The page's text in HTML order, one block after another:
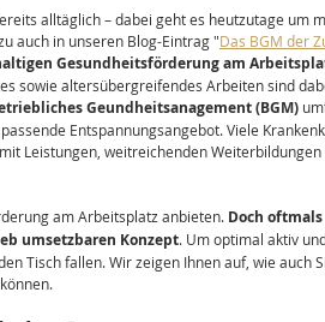
alltäglich – dabei geht es heutzutage um
auch in unseren Blog-Eintrag "Das BGM der
Gesundheitsförderung am
sowie altersübergreifendes Arbeiten sind
Geundheitsanagement (BGM)
Entspannungsangebot. Viele
Leistungen, weitreichenden Weiterbildungen
am Arbeitsplatz anbieten. Doch oftmals
umsetzbaren Konzept. Um optimal aktiv
Tisch fallen. Wir zeigen Ihnen auf, wie auch